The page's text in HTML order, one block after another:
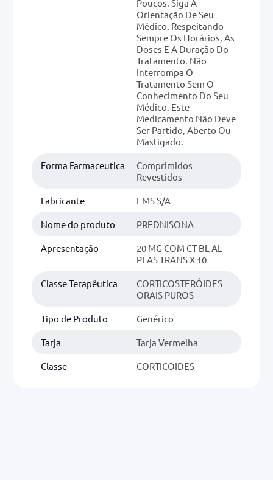
Poucos. Siga A
Orientação De Seu
Médico, Respeitando
Sempre Os Horários, As
Doses E A Duração Do
Tratamento. Não
Interrompa O
Tratamento Sem O
Conhecimento Do Seu
Médico. Este
Medicamento Não Deve
Ser Partido, Aberto Ou
Mastigado.
Forma Farmaceutica
Comprimidos
Revestidos
Fabricante EMS S/A
Nome do produto PREDNISONA
Apresentação
20 MG COM CT BL AL
PLAS TRANS X 10
Classe Terapêutica
CORTICOSTERÓIDES
ORAIS PUROS
Tipo de Produto Genérico
Tarja Tarja Vermelha
Classe CORTICOIDES